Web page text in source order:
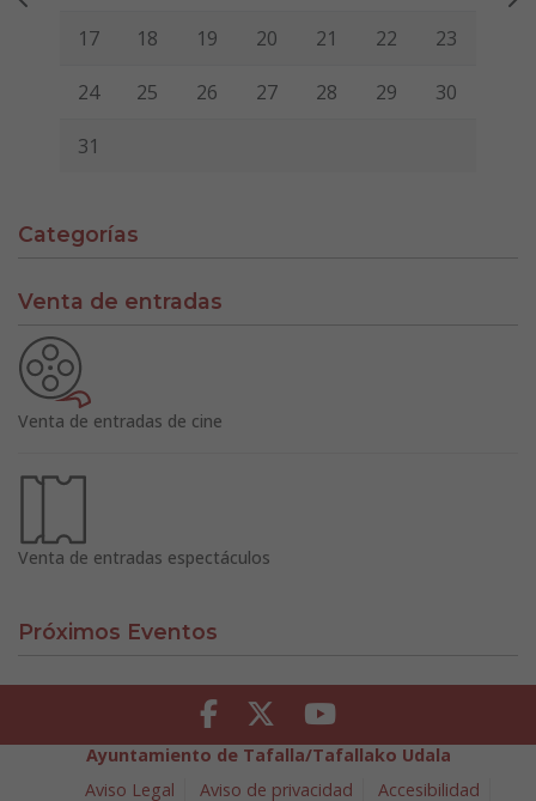
17 18 19 20 21 22 23
24 25 26 27 28 29 30
31
Categorías
Venta de entradas
Venta de entradas de cine
Venta de entradas espectáculos
Próximos Eventos
Facebook Twitter Youtube
Ayuntamiento de Tafalla/Tafallako Udala
Aviso Legal
Aviso de privacidad Accesibilidad